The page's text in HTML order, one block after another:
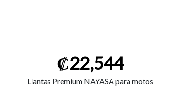
₡22,544
Llantas Premium NAYASA para motos